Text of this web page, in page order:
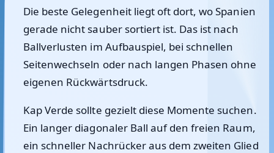
Die beste Gelegenheit liegt oft dort, wo Spanien
gerade nicht sauber sortiert ist. Das ist nach
Ballverlusten im Aufbauspiel, bei schnellen
Seitenwechseln oder nach langen Phasen ohne
eigenen Rückwärtsdruck.
Kap Verde sollte gezielt diese Momente suchen.
Ein langer diagonaler Ball auf den freien Raum,
ein schneller Nachrücker aus dem zweiten Glied